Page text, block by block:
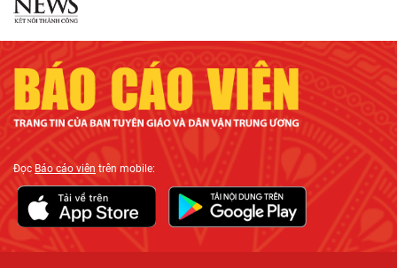
ĐọcBáo cáo viên trên mobile: